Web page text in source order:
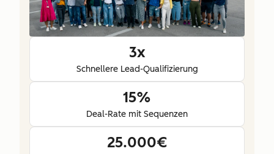
3x
Schnellere Lead-Qualifizierung
15%
Deal-Rate mit Sequenzen
25.000€